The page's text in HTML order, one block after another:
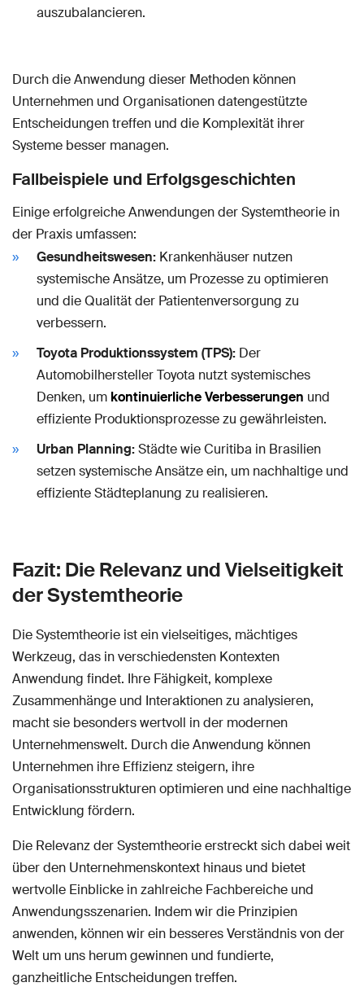
auszubalancieren.
Durch die Anwendung dieser Methoden können
Unternehmen und Organisationen datengestützte
Entscheidungen treffen und die Komplexität ihrer
Systeme besser managen.
Fallbeispiele und Erfolgsgeschichten
Einige erfolgreiche Anwendungen der Systemtheorie in
der Praxis umfassen:
Gesundheitswesen: Krankenhäuser nutzen
systemische Ansätze, um Prozesse zu optimieren
und die Qualität der Patientenversorgung zu
verbessern.
Toyota Produktionssystem (TPS): Der
Automobilhersteller Toyota nutzt systemisches
Denken, um kontinuierliche Verbesserungen und
effiziente Produktionsprozesse zu gewährleisten.
Urban Planning:Städte wie Curitiba in Brasilien
setzen systemische Ansätze ein, um nachhaltige und
effiziente Städteplanung zu realisieren.
Fazit: Die Relevanz und Vielseitigkeit
der Systemtheorie
Die Systemtheorie ist ein vielseitiges, mächtiges
Werkzeug, das in verschiedensten Kontexten
Anwendung findet. Ihre Fähigkeit, komplexe
Zusammenhänge und Interaktionen zu analysieren,
macht sie besonders wertvoll in der modernen
Unternehmenswelt. Durch die Anwendung können
Unternehmen ihre Effizienz steigern, ihre
Organisationsstrukturen optimieren und eine nachhaltige
Entwicklung fördern.
Die Relevanz der Systemtheorie erstreckt sich dabei weit
über den Unternehmenskontext hinaus und bietet
wertvolle Einblicke in zahlreiche Fachbereiche und
Anwendungsszenarien. Indem wir die Prinzipien
anwenden, können wir ein besseres Verständnis von der
Welt um uns herum gewinnen und fundierte,
ganzheitliche Entscheidungen treffen.